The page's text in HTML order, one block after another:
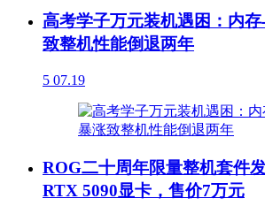
高考学子万元装机遇困：内
致整机性能倒退两年
5 07.19
ROG二十周年限量整机套件
RTX 5090显卡，售价7万元